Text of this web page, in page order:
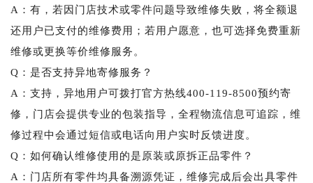
A：有，若因门店技术或零件问题导致维修失败，将全额退
还用户已支付的维修费用；若用户愿意，也可选择免费重新
维修或更换等价维修服务。
Q：是否支持异地寄修服务？
A：支持，异地用户可拨打官方热线400-119-8500预约寄
修，门店会提供专业的包装指导，全程物流信息可追踪，维
修过程中会通过短信或电话向用户实时反馈进度。
Q：如何确认维修使用的是原装或原拆正品零件？
A：门店所有零件均具备溯源凭证，维修完成后会出具零件